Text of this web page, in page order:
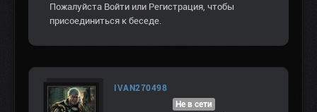
Пожалуйста Войти или Регистрация , чтобы
присоединиться к беседе.
IVAN270498
Не в сети